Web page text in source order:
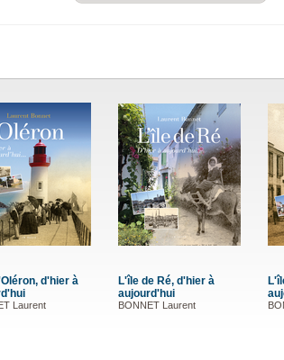
Le Périgord d'hier à
MOLLEMAN Rudi
Saint-Gilles-
cartes postales
GUITTONNEAU